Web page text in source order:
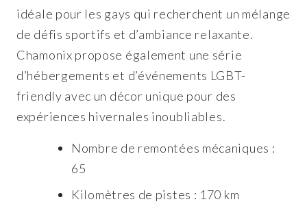
idéale pour les gays qui recherchent un mélange
de défis sportifs et d’ambiance relaxante.
Chamonix propose également une série
d’hébergements et d’événements LGBT-
friendly avec un décor unique pour des
expériences hivernales inoubliables.
Nombre de remontées mécaniques :
65
Kilomètres de pistes : 170 km